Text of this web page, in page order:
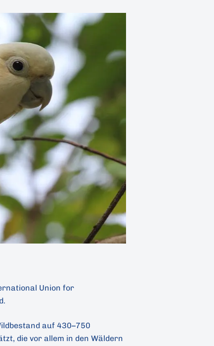
Union for
auf 430–750
die vor allem in den Wäldern